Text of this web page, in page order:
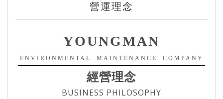
營運理念
YOUNGMAN
ENVIRONMENTAL MAINTENANCE COMPANY
經營理念
BUSINESS PHILOSOPHY